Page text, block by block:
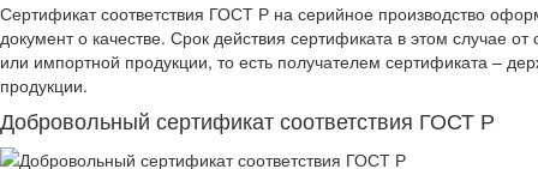
Сертификат соответствия ГОСТ Р на серийное производство
документ о качестве. Срок действия сертификата в этом случае
или импортной продукции, то есть получателем сертификата –
продукции.
Добровольный сертификат соответствия ГОСТ Р